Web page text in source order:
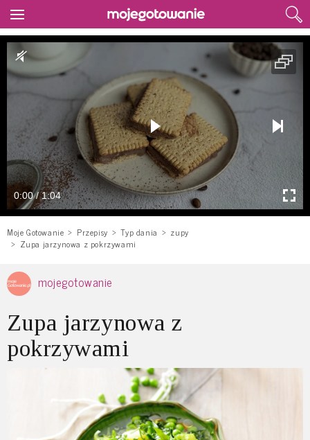
0:00 / 1:04
Moje Gotowanie Przepisy Typ dania
zupy
Zupa jarzynowa z pokrzywami
mojegotowanie
Zupa jarzynowa z
pokrzywami